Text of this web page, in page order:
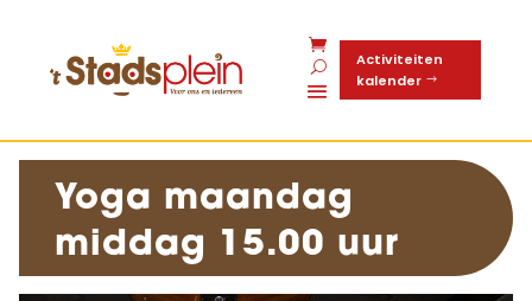
Activiteiten
kalender
Yoga maandag
middag 15.00 uur